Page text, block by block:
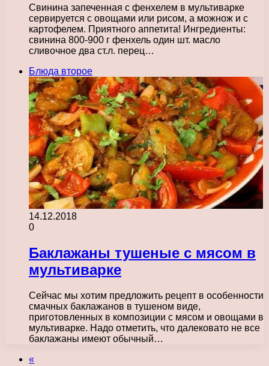
Свинина запеченная с фенхелем в мультиварке
сервируется с овощами или рисом, а можнож и с
картофелем. Приятного аппетита! Ингредиенты:
свинина 800-900 г фенхель один шт. масло
сливочное два ст.л. перец…
Блюда второе
14.12.2018
0
Баклажаны тушеные с мясом в
мультиварке
Сейчас мы хотим предложить рецепт в особенности
смачных баклажанов в тушеном виде,
приготовленных в композиции с мясом и овощами в
мультиварке. Надо отметить, что далековато не все
баклажаны имеют обычный…
«